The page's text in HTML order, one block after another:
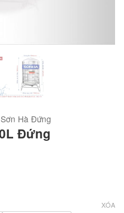
Hà Đứng
Đứng
XÓA